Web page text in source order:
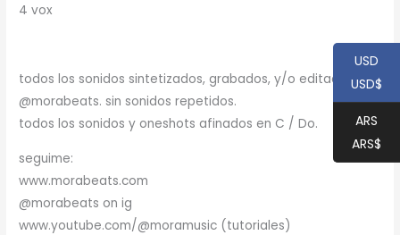
4 vox
todos los sonidos sintetizados, grabados, y/o editados por
@morabeats. sin sonidos repetidos.
todos los sonidos y oneshots afinados en C / Do.
seguime:
www.morabeats.com
@morabeats on ig
www.youtube.com/@moramusic (tutoriales)
USD
USD$
ARS
ARS$